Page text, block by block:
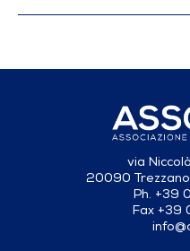
via
20090 Trezzano
Ph. +39
Fax +39